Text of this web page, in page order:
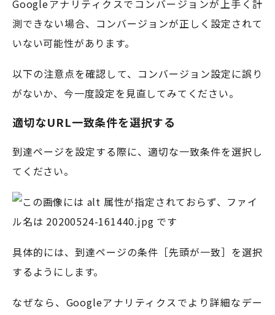
Googleアナリティクスでコンバージョンが上手く計
測できない場合、コンバージョンが正しく設定されて
いない可能性があります。
以下の注意点を確認して、コンバージョン設定に誤り
がないか、今一度設定を見直してみてください。
適切なURL一致条件を選択する
到達ページを設定する際に、適切な一致条件を選択し
てください。
具体的には、到達ページの条件［先頭が一致］を選択
するようにします。
なぜなら、Googleアナリティクスでより詳細なデー